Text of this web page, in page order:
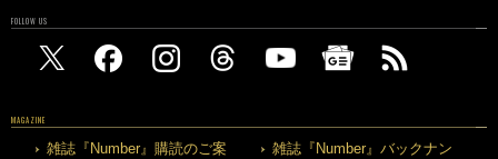
FOLLOW US
MAGAZINE
雑誌『Number』購読のご案
雑誌『Number』バックナン